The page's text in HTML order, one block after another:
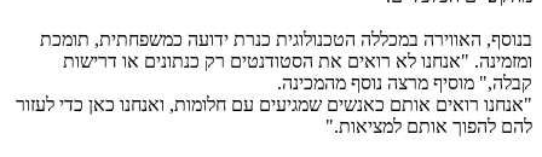
בנוסף, האווירה במכללה הטכנולוגית כנרת ידועה כמשפחתית, תומכת
ומזמינה. "אנחנו לא רואים את הסטודנטים רק כנתונים או דרישות
קבלה," מוסיף מרצה נוסף מהמכינה.
"אנחנו רואים אותם כאנשים שמגיעים עם חלומות, ואנחנו כאן כדי לעזור
להם להפוך אותם למציאות."